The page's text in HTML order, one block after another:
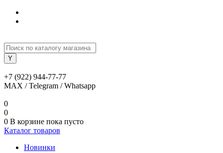
+7 (922) 944-77-77
MAX / Telegram / Whatsapp
0
0
0 В корзине пока пусто
Каталог товаров
Новинки